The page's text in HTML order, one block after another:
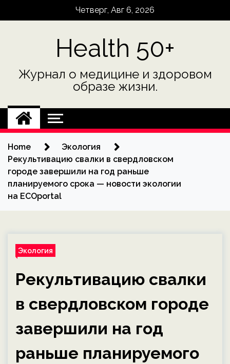
Четверг, Авг 6, 2026
Health 50+
Журнал о медицине и здоровом
образе жизни.
Home
Экология
Рекультивацию свалки в свердловском
городе завершили на год раньше
планируемого срока — новости экологии
на ECOportal
Экология
Рекультивацию свалки
в свердловском городе
завершили на год
раньше планируемого